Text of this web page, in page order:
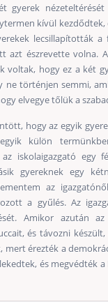
gyerek
kívül kezdődtek,
lecsillapították
azt észrevette volna.
voltak, hogy ez a két
ne történjen semmi,
elvegye tőlük a
hogy az egyik
külön
az iskolaigazgató egy
gyereknek egy
az
a gyűlés. Az
Amikor azután
és távozni
mert érezték a
és megvédték